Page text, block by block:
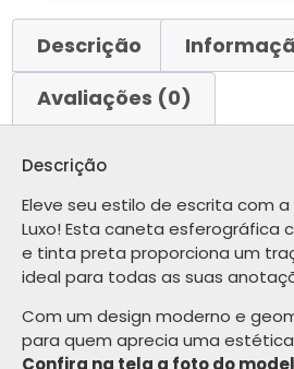
Descrição
Avaliações (0)
Descrição
Eleve seu estilo de escrita com
Luxo! Esta caneta esferográfica
e tinta preta proporciona um
ideal para todas as suas
Com um design moderno e
para quem aprecia uma
Confira na tela a foto do